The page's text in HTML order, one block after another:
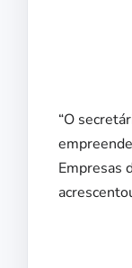
“O
Empresas